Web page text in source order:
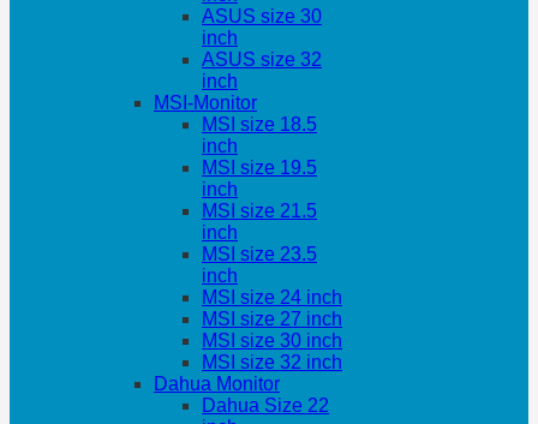
ASUS size 30
inch
ASUS size 32
inch
MSI-Monitor
MSI size 18.5
inch
MSI size 19.5
inch
MSI size 21.5
inch
MSI size 23.5
inch
MSI size 24 inch
MSI size 27 inch
MSI size 30 inch
MSI size 32 inch
Dahua Monitor
Dahua Size 22